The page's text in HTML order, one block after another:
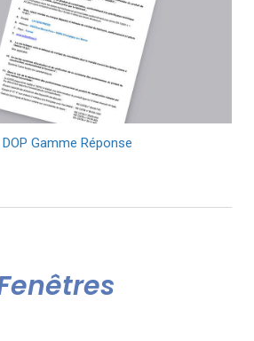
DOP Gamme Réponse